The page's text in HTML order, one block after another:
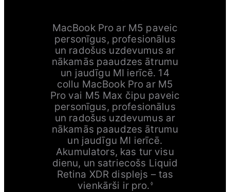
MacBook Pro ar M5 paveic
personīgus, profesionālus
un radošus uzdevumus ar
nākamās paaudzes ātrumu
un jaudīgu MI ierīcē. 14
collu MacBook Pro ar M5
Pro vai M5 Max čipu paveic
personīgus, profesionālus
un radošus uzdevumus ar
nākamās paaudzes ātrumu
un jaudīgu MI ierīcē.
Akumulators, kas tur visu
dienu, un satriecošs Liquid
Retina XDR displejs – tas
vienkārši ir pro. ◊